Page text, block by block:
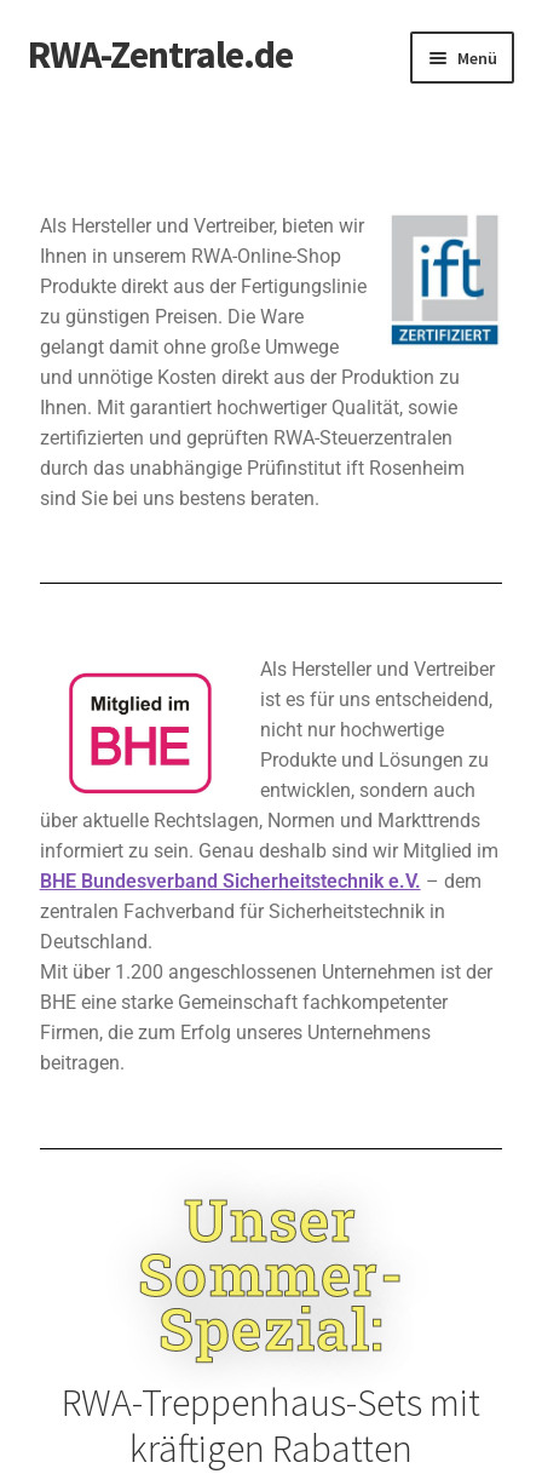
RWA-Zentrale.de Menü
Zertifizierung
Mein Konto
Kontakt
Als Hersteller und Vertreiber, bieten wir
Ihnen in unserem RWA-Online-Shop
Produkte direkt aus der Fertigungslinie
zu günstigen Preisen. Die Ware
gelangt damit ohne große Umwege
und unnötige Kosten direkt aus der Produktion zu
Ihnen. Mit garantiert hochwertiger Qualität, sowie
zertifizierten und geprüften RWA-Steuerzentralen
durch das unabhängige Prüfinstitut ift Rosenheim
sind Sie bei uns bestens beraten.
Als Hersteller und Vertreiber
ist es für uns entscheidend,
nicht nur hochwertige
Produkte und Lösungen zu
entwicklen, sondern auch
über aktuelle Rechtslagen, Normen und Markttrends
informiert zu sein. Genau deshalb sind wir Mitglied im
BHE Bundesverband Sicherheitstechnik e.V. – dem
zentralen Fachverband für Sicherheitstechnik in
Deutschland.
Mit über 1.200 angeschlossenen Unternehmen ist der
BHE eine starke Gemeinschaft fachkompetenter
Firmen, die zum Erfolg unseres Unternehmens
beitragen.
Unser
Sommer-
Spezial:
RWA-Treppenhaus-Sets mit
kräftigen Rabatten